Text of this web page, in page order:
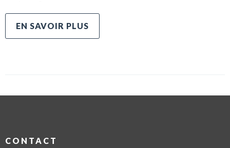
EN SAVOIR PLUS
CONTACT